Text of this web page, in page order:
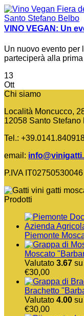
VINO VEGAN: Un
Un nuovo evento per
parteciperà alla
13
Ott
Chi siamo
Località Moncucco,
12058 Santo Stefano
Tel.:
email:
P.IVA IT02750530046
Prodotti
Piemonte
Moscato
Valutato 3.67
€30,00
Brachetto
Valutato 4.00
€30,00